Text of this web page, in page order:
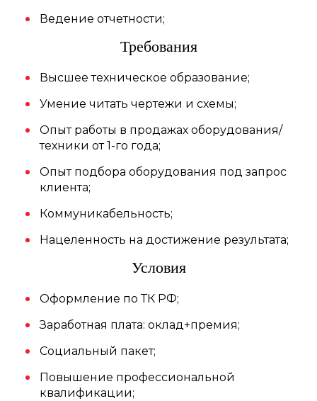
Ведение отчетности;
Требования
Высшее техническое образование;
Умение читать чертежи и схемы;
Опыт работы в продажах оборудования/
техники от 1-го года;
Опыт подбора оборудования под запрос
клиента;
Коммуникабельность;
Нацеленность на достижение результата;
Условия
Оформление по ТК РФ;
Заработная плата: оклад+премия;
Социальный пакет;
Повышение профессиональной
квалификации;